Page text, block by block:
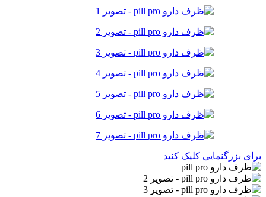
برای بزرگنمایی کلیک کنید